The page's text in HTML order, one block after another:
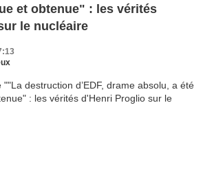
et obtenue" : les vérités
le nucléaire